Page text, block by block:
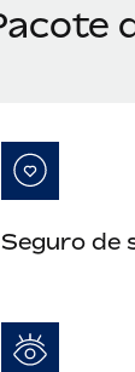
Seguro de